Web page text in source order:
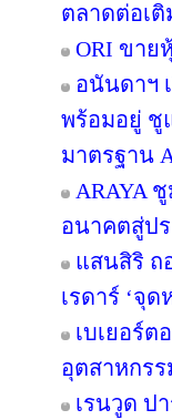
ตลาดต่อเ
ORI ขาย
อนันดาฯ
พร้อมอยู่ ชู
มาตรฐาน
ARAYA
อนาคตสู่ปร
แสนสิริ ถ
เรดาร์ ‘จุ
เบเยอร์ต
อุตสาหกรร
เรนวูด ป